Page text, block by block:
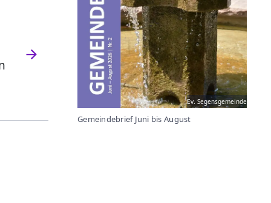
Ev. Segensgemeinde
Gemeindebrief Juni bis August